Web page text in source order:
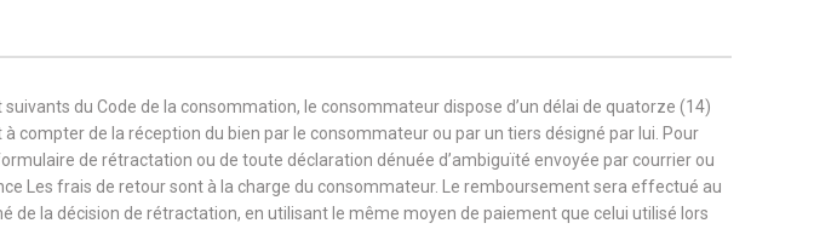
du Code de la consommation, le consommateur dispose d’un délai de quatorze (14)
compter de la réception du bien par le consommateur ou par un tiers désigné par lui. Pour
de rétractation ou de toute déclaration dénuée d’ambiguïté envoyée par courrier ou
Les frais de retour sont à la charge du consommateur. Le remboursement sera effectué au
la décision de rétractation, en utilisant le même moyen de paiement que celui utilisé lors